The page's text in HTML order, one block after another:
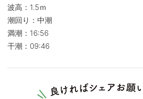
波高：1.5ｍ
潮回り：中潮
満潮：16:56
干潮：09:46